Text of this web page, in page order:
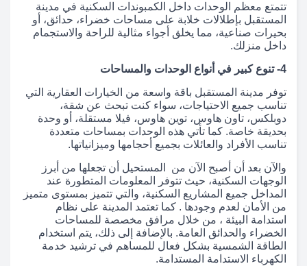
تتمتع معظم الوحدات داخل الكمبوندات السكنية في مدينة
المستقبل بإطلالات خلابة على مساحات خضراء، حدائق، أو
بحيرات صناعية، مما يخلق أجواء مثالية للراحة والاستجمام
داخل منزلك.
4- تنوع كبير في أنواع الوحدات والمساحات
توفر مدينة المستقبل باقة واسعة من الخيارات العقارية التي
تناسب جميع الاحتياجات، سواء كنت تبحث عن شقة،
دوبلكس، تاون هاوس، توين هاوس، فيلا مستقلة، أو وحدة
بحديقة خاصة. كما تأتي هذه الوحدات بمساحات متعددة
تناسب الأفراد والعائلات بجميع أحجامها وميزانياتها.
والآن بعد أن أصبح الآن من المستحيل أن تجعلها من أبرز
الوجهات السكنية، حيث تتوفر المعلومات المتطورة عند
المداخل جميع المشاريع السكنية، والتي تتميز بمستوى متميز
من الأمان لعدم وجودها . كما تعتمد المدينة على نظام
استدامة البيئة ، من خلال مرافق مخصصة للمساحات
الخضراء والحدائق العامة. بالإضافة إلى ذلك، يتم استخدام
الطاقة الشمسية بشكل فعال للمساهم في ترشيد خدمة
الكهرباء الاستدامة المستدامة.